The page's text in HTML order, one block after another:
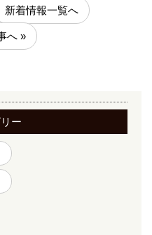
新着情報一覧へ
へ »
ー